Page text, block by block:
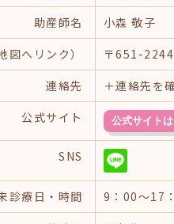
助産師名
小森 敬子
図へリンク）
〒651-
連絡先
＋連絡先を
公式サイト
公式サイト
SNS
診療日・時間
9：00〜17